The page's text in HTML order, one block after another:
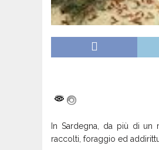
In Sardegna, da più di un
raccolti, foraggio ed